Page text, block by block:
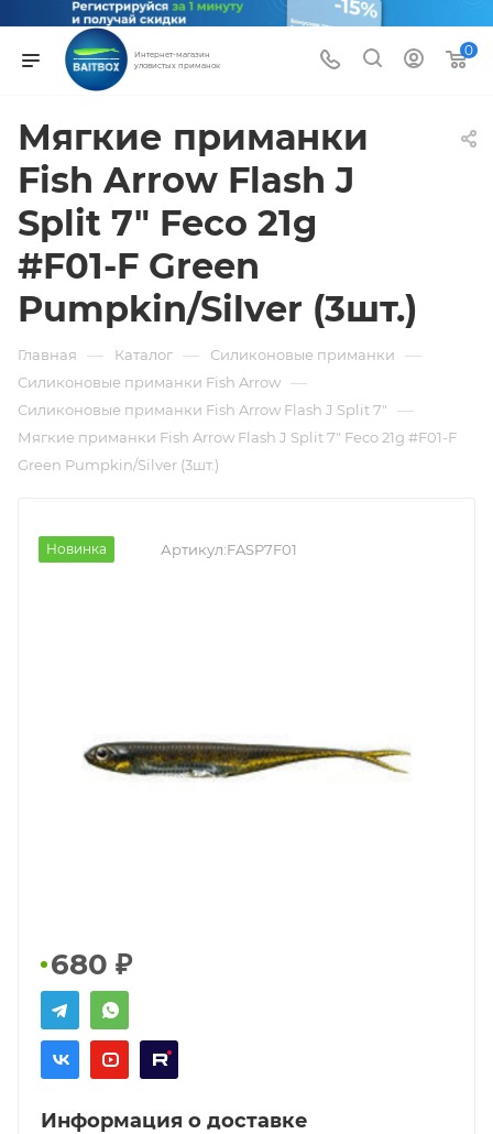
Интернет-магазин
уловистых приманок
0
Мягкие приманки
Fish Arrow Flash J
Split 7" Feco 21g
#F01-F Green
Pumpkin/Silver (3шт.)
Главная — Каталог — Силиконовые приманки —
Силиконовые приманки Fish Arrow —
Силиконовые приманки Fish Arrow Flash J Split 7" —
Мягкие приманки Fish Arrow Flash J Split 7" Feco 21g #F01-F
Green Pumpkin/Silver (3шт.)
Новинка Артикул:FASP7F01
680 ₽
Информация о доставке